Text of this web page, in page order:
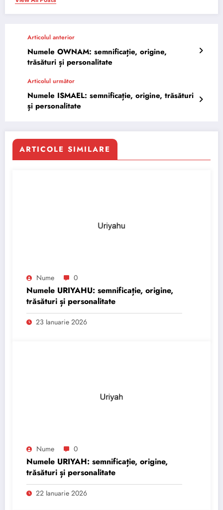
Articolul anterior
Numele OWNAM: semnificație, origine,
trăsături și personalitate
Articolul următor
Numele ISMAEL: semnificație, origine, trăsături
și personalitate
ARTICOLE SIMILARE
Nume 0
Numele URIYAHU: semnificație, origine,
trăsături și personalitate
23 Ianuarie 2026
Nume 0
Numele URIYAH: semnificație, origine,
trăsături și personalitate
22 Ianuarie 2026